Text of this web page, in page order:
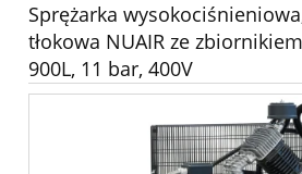
Sprężarka
tłokowa NUAIR ze
900L, 11 bar, 400V